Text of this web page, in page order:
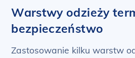
Warstwy odzieży
bezpieczeństwo
Zastosowanie kilku warstw